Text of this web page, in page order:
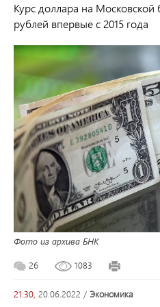
Курс доллара на Московской
рублей впервые с 2015 года
Фото из архива БНК
26 1083
21:30, 20.06.2022 / экономика